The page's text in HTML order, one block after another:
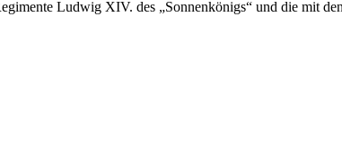
Ludwig XIV. des „Sonnenkönigs“ und die mit